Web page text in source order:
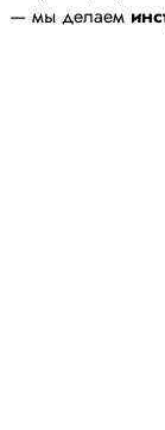
— мы делаем